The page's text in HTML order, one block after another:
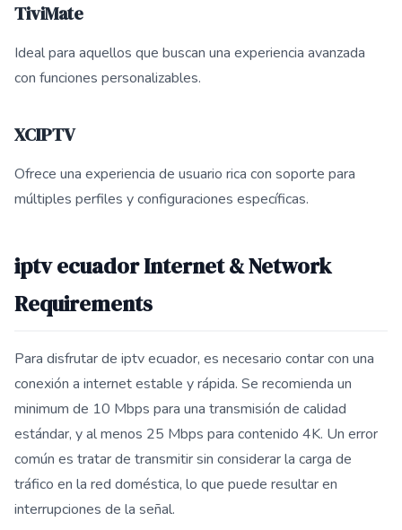
TiviMate
Ideal para aquellos que buscan una experiencia avanzada
con funciones personalizables.
XCIPTV
Ofrece una experiencia de usuario rica con soporte para
múltiples perfiles y configuraciones específicas.
iptv ecuador Internet & Network
Requirements
Para disfrutar de iptv ecuador, es necesario contar con una
conexión a internet estable y rápida. Se recomienda un
minimum de 10 Mbps para una transmisión de calidad
estándar, y al menos 25 Mbps para contenido 4K. Un error
común es tratar de transmitir sin considerar la carga de
tráfico en la red doméstica, lo que puede resultar en
interrupciones de la señal.